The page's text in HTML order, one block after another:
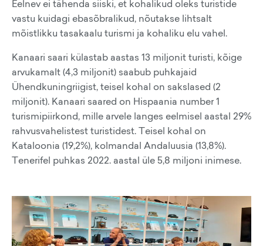
Eelnev ei tähenda siiski, et kohalikud oleks turistide
vastu kuidagi ebasõbralikud, nõutakse lihtsalt
mõistlikku tasakaalu turismi ja kohaliku elu vahel.
Kanaari saari külastab aastas 13 miljonit turisti, kõige
arvukamalt (4,3 miljonit) saabub puhkajaid
Ühendkuningriigist, teisel kohal on sakslased (2
miljonit). Kanaari saared on Hispaania number 1
turismipiirkond, mille arvele langes eelmisel aastal 29%
rahvusvahelistest turistidest. Teisel kohal on
Kataloonia (19,2%), kolmandal Andaluusia (13,8%).
Tenerifel puhkas 2022. aastal üle 5,8 miljoni inimese.